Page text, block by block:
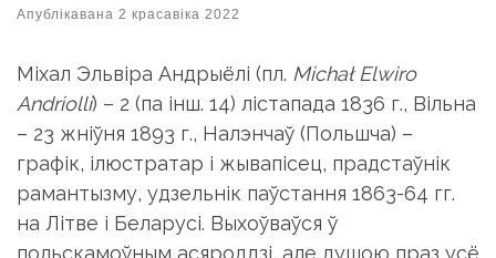
Апублікавана 2 красавіка 2022
Міхал Эльвіра Андрыёлі (пл. Michał Elwiro
Andriolli) – 2 (па інш. 14) лістапада 1836 г., Вільна
– 23 жніўня 1893 г., Налэнчаў (Польшча) –
графік, ілюстратар і жывапісец, прадстаўнік
рамантызму, удзельнік паўстання 1863-64 гг.
на Літве і Беларусі. Выхоўваўся ў
польскамоўным асяроддзі, але душою праз усё